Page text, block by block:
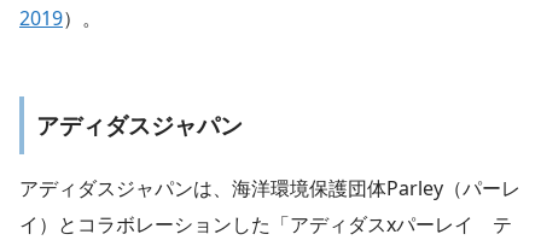
2019）。
アディダスジャパン
アディダスジャパンは、海洋環境保護団体Parley（パーレ
イ）とコラボレーションした「アディダスxパーレイ テ